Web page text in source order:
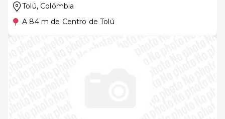
Tolú, Colômbia
A 84 m de Centro de Tolú